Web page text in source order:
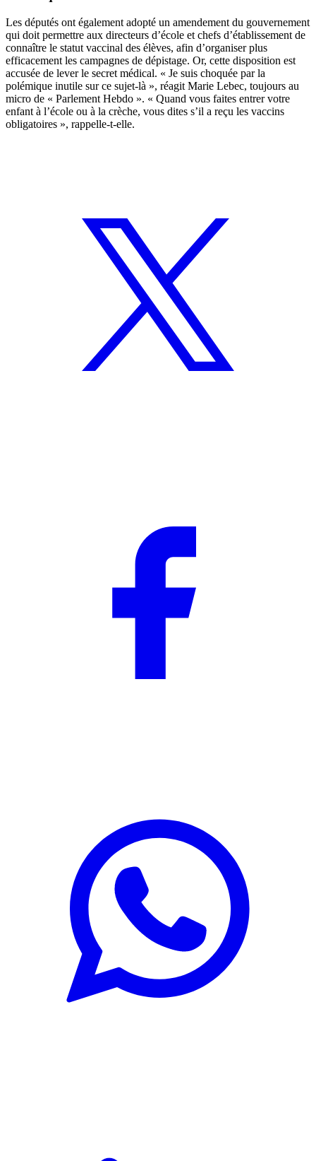
Les députés ont également adopté un amendement du gouvernement
qui doit permettre aux directeurs d’école et chefs d’établissement de
connaître le statut vaccinal des élèves, afin d’organiser plus
efficacement les campagnes de dépistage. Or, cette disposition est
accusée de lever le secret médical. « Je suis choquée par la
polémique inutile sur ce sujet-là », réagit Marie Lebec, toujours au
micro de « Parlement Hebdo ». « Quand vous faites entrer votre
enfant à l’école ou à la crèche, vous dites s’il a reçu les vaccins
obligatoires », rappelle-t-elle.